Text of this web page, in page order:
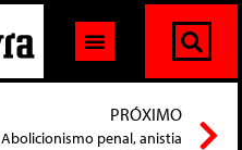
PRÓXIMO
Abolicionismo penal, anistia